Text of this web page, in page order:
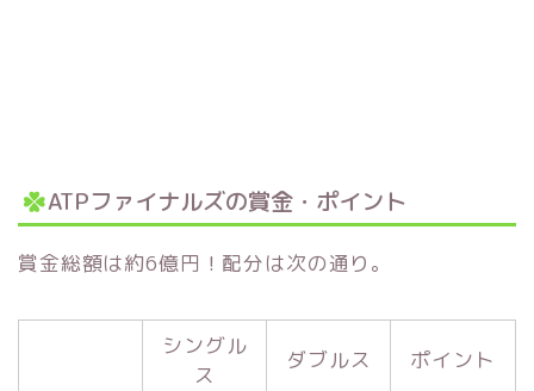
ATPファイナルズの賞金・ポイント
賞金総額は約6億円！配分は次の通り。
シングル
ス
ダブルス ポイント